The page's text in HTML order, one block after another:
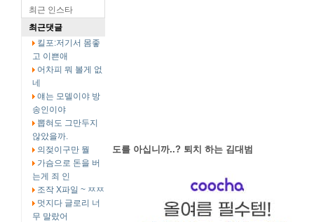
최근 인스타
최근댓글
킬포:저기서 몸좋
고 이쁜애
어차피 뭐 볼게 없
네
얘는 모델이야 방
송인이야
뽑혀도 그만두지
않았을까.
의젖이구만 뭘
가슴으로 돈을 버
는게 죄 인
조작 X파일 ~ ㅉㅉ
멋지다 글로리 너
무 말랐어
도를 아십니까..? 퇴치 하는 김대범